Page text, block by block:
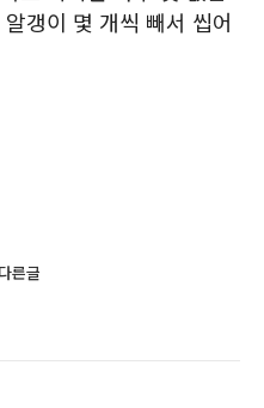
갱이 몇 개씩 빼서 씹어
른글